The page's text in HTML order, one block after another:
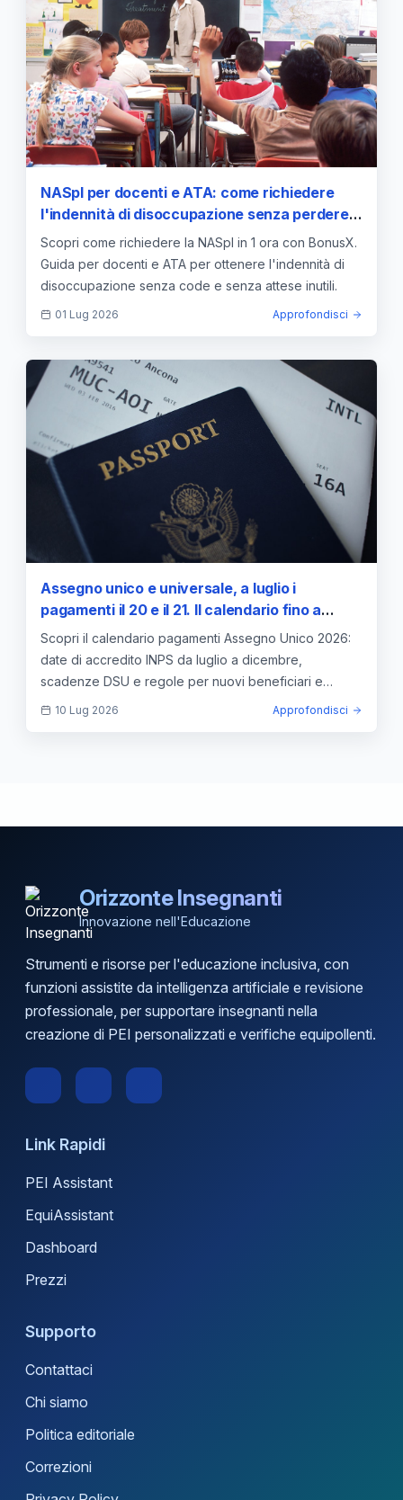
NASpI per docenti e ATA: come richiedere
l'indennità di disoccupazione senza perdere
giorni di pagamento
Scopri come richiedere la NASpI in 1 ora con BonusX.
Guida per docenti e ATA per ottenere l'indennità di
disoccupazione senza code e senza attese inutili.
01 Lug 2026 Approfondisci
Assegno unico e universale, a luglio i
pagamenti il 20 e il 21. Il calendario fino a
dicembre
Scopri il calendario pagamenti Assegno Unico 2026:
date di accredito INPS da luglio a dicembre,
scadenze DSU e regole per nuovi beneficiari e
arretrati.
10 Lug 2026 Approfondisci
Orizzonte Insegnanti
Innovazione nell'Educazione
Strumenti e risorse per l'educazione inclusiva, con
funzioni assistite da intelligenza artificiale e revisione
professionale, per supportare insegnanti nella
creazione di PEI personalizzati e verifiche equipollenti.
Link Rapidi
PEI Assistant
EquiAssistant
Dashboard
Prezzi
Supporto
Contattaci
Chi siamo
Politica editoriale
Correzioni